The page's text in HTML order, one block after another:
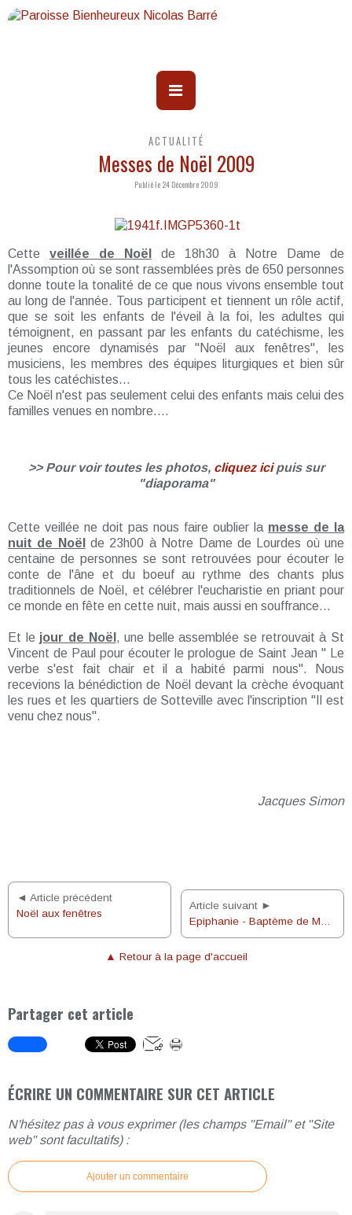
ACTUALITÉ
Messes de Noël 2009
Publié le 24 Décembre 2009
Cette veillée de Noël
de 18h30 à Notre Dame de
l'Assomption où se sont rassemblées près de 650 personnes
donne toute la tonalité de ce que nous vivons ensemble tout
au long de l'année. Tous participent et tiennent un rôle actif,
que se soit les enfants de l'éveil à la foi, les adultes qui
témoignent, en passant par les enfants du catéchisme, les
jeunes encore dynamisés par "Noël aux fenêtres", les
musiciens, les membres des équipes liturgiques et bien sûr
tous les catéchistes...
Ce Noël n'est pas seulement celui des enfants mais celui des
familles venues en nombre....
>> Pour voir toutes les photos, cliquez icipuis sur
"diaporama"
Cette veillée ne doit pas nous faire oublier la messe de la
nuit de Noël
de 23h00 à Notre Dame de Lourdes où une
centaine de personnes se sont retrouvées pour écouter le
conte de l'âne et du boeuf au rythme des chants plus
traditionnels de Noël, et célébrer l'eucharistie en priant pour
ce monde en fête en cette nuit, mais aussi en souffrance...
Et le jour de Noël , une belle assemblée se retrouvait à St
Vincent de Paul pour écouter le prologue de Saint Jean " Le
verbe s'est fait chair et il a habité parmi nous". Nous
recevions la bénédiction de Noël devant la crèche évoquant
les rues et les quartiers de Sotteville avec l'inscription "Il est
venu chez nous".
Jacques Simon
◄ Article précédent
Noël aux fenêtres
Article suivant ►
Epiphanie - Baptème de Mélanie
▲ Retour à la page d'accueil
Partager cet article
ÉCRIRE UN COMMENTAIRE SUR CET ARTICLE
N'hésitez pas à vous exprimer (les champs "Email" et "Site
web" sont facultatifs) :
Ajouter un commentaire